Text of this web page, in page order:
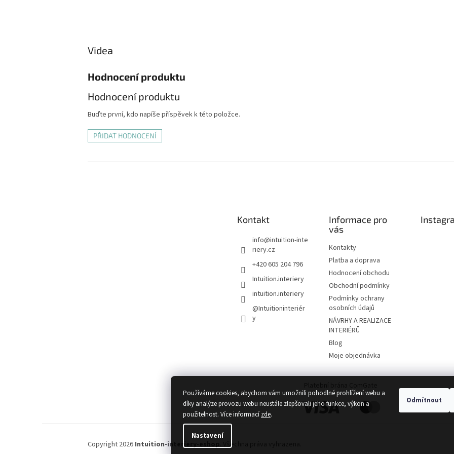
Používáme cookies, abychom vám umožnili pohodlné prohlížení webu a
díky analýze provozu webu neustále zlepšovali jeho funkce, výkon a
použitelnost. Více informacízde.
Nastavení
Odmítnout
Videa
Hodnocení produktu
Hodnocení produktu
Buďte první, kdo napíše příspěvek k této položce.
PŘIDAT HODNOCENÍ
Kontakt
info@intuition-inte
riery.cz
+420 605 204 796
Intuition.interiery
intuition.interiery
@Intuitioninteriér
y
Informace pro
vás
Kontakty
Platba a doprava
Hodnocení obchodu
Obchodní podmínky
Podmínky ochrany
osobních údajů
NÁVRHY A REALIZACE
INTERIÉRŮ
Blog
Moje objednávka
Copyright 2026 Intuition-interiery-eshop. Všechna práva vyhrazena.